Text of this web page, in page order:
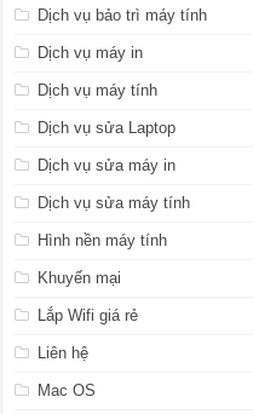
Dịch vụ bảo trì máy tính
Dịch vụ máy in
Dịch vụ máy tính
Dịch vụ sửa Laptop
Dịch vụ sửa máy in
Dịch vụ sửa máy tính
Hình nền máy tính
Khuyến mại
Lắp Wifi giá rẻ
Liên hệ
Mac OS